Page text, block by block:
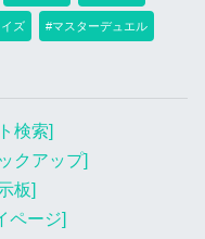
ズ #マスターデュエル
検索]
クアップ]
板]
ページ]